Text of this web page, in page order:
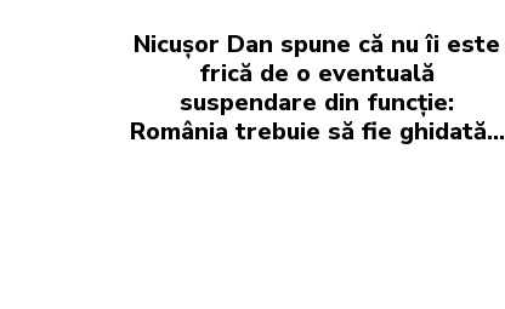
Nicușor Dan spune că nu îi este
frică de o eventuală
suspendare din funcție:
România trebuie să fie ghidată…